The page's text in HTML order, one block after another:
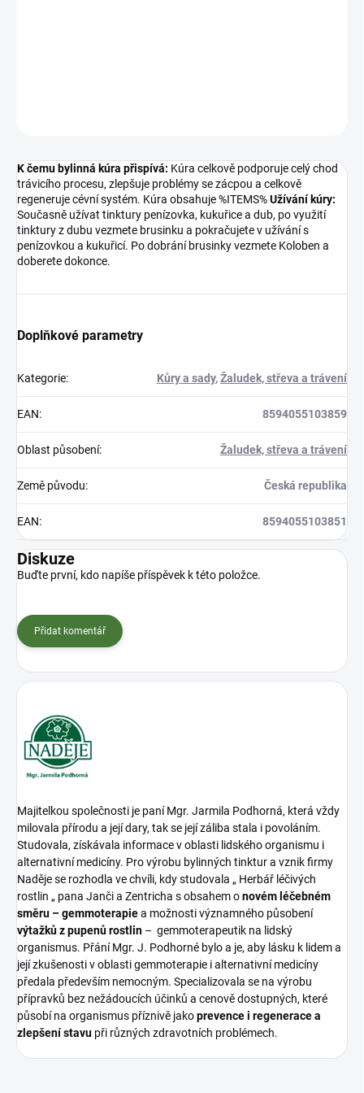
K čemu bylinná kúra přispívá: Kúra celkově podporuje celý chod
trávicího procesu, zlepšuje problémy se zácpou a celkově
regeneruje cévní systém. Kúra obsahuje %ITEMS%Užívání kúry:
Současně užívat tinktury penízovka, kukuřice a dub, po využití
tinktury z dubu vezmete brusinku a pokračujete v užívání s
penízovkou a kukuřicí. Po dobrání brusinky vezmete Koloben a
doberete dokonce.
Doplňkové parametry
Kategorie: Kůry a sady,Žaludek, střeva a trávení
EAN: 8594055103859
Oblast působení: Žaludek, střeva a trávení
Země původu: Česká republika
EAN: 8594055103851
Diskuze
Buďte první, kdo napíše příspěvek k této položce.
Přidat komentář
Majitelkou společnosti je paní Mgr. Jarmila Podhorná, která vždy
milovala přírodu a její dary, tak se její záliba stala i povoláním.
Studovala, získávala informace v oblasti lidského organismu i
alternativní medicíny. Pro výrobu bylinných tinktur a vznik firmy
Naděje se rozhodla ve chvíli, kdy studovala „ Herbář léčivých
rostlin „ pana Janči a Zentricha s obsahem onovém léčebném
směru – gemmoterapiea možnosti významného působení
výtažků z pupenů rostlin – gemmoterapeutik na lidský
organismus. Přání Mgr. J. Podhorné bylo a je, aby lásku k lidem a
její zkušenosti v oblasti gemmoterapie i alternativní medicíny
předala především nemocným. Specializovala se na výrobu
přípravků bez nežádoucích účinků a cenově dostupných, které
působí na organismus příznivě jakoprevence i regenerace a
zlepšení stavu při různých zdravotních problémech.